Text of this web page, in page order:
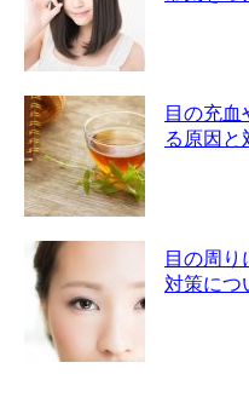
目の充血
る原因と
目の周り
対策につ